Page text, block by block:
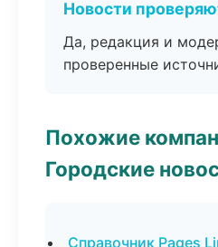
Новости
Да, редакция и
проверенные
Похожие
Городские
Справочник Pages